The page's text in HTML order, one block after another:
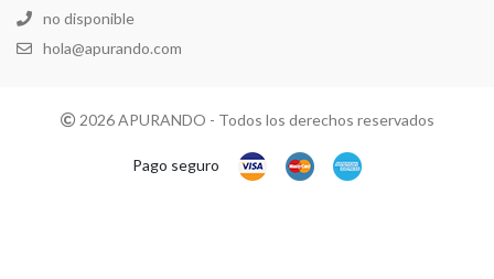
no disponible
hola@apurando.com
2026 APURANDO - Todos los derechos reservados
Pago seguro